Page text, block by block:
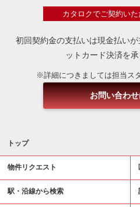
カタロクでご契約い
初回契約金の支払いは現金払いが
ットカード決済を承
※詳細につきましては担当ス
お問い合わ
トップ
物件リクエスト
駅・沿線から検索